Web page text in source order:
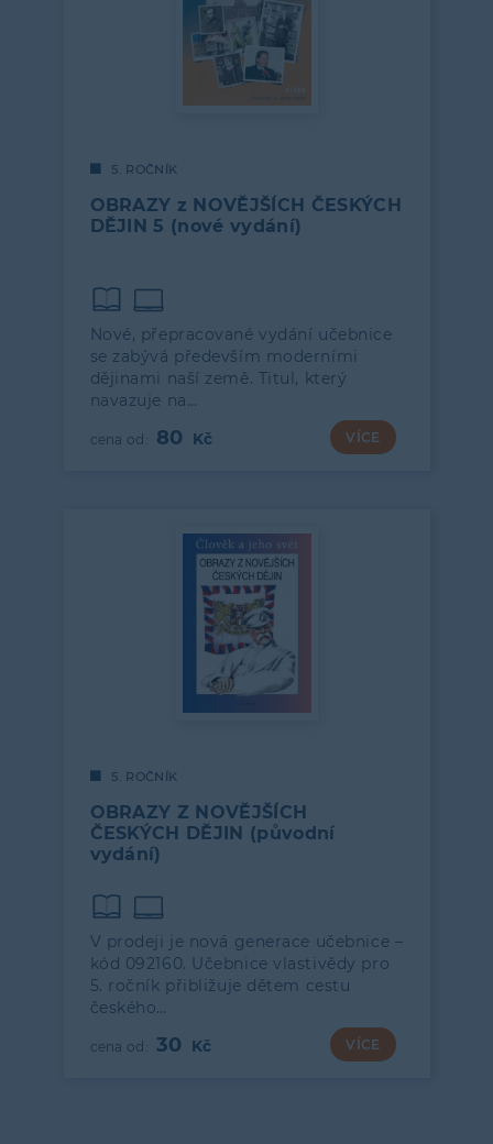
5. ROČNÍK
OBRAZY z NOVĚJŠÍCH ČESKÝCH
DĚJIN 5 (nové vydání)
Nové, přepracované vydání učebnice
se zabývá především moderními
dějinami naší země. Titul, který
navazuje na…
80 VÍCE
5. ROČNÍK
OBRAZY Z NOVĚJŠÍCH
ČESKÝCH DĚJIN (původní
vydání)
V prodeji je nová generace učebnice –
kód 092160. Učebnice vlastivědy pro
5. ročník přibližuje dětem cestu
českého…
30 VÍCE